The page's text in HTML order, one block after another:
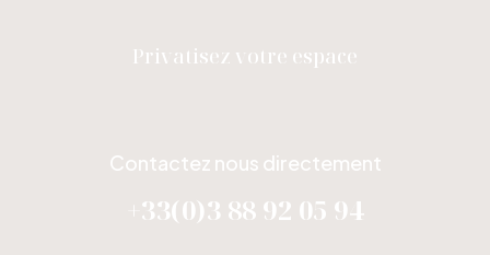
Privatisez votre espace
Contactez nous directement
+33(0)3 88 92 05 94